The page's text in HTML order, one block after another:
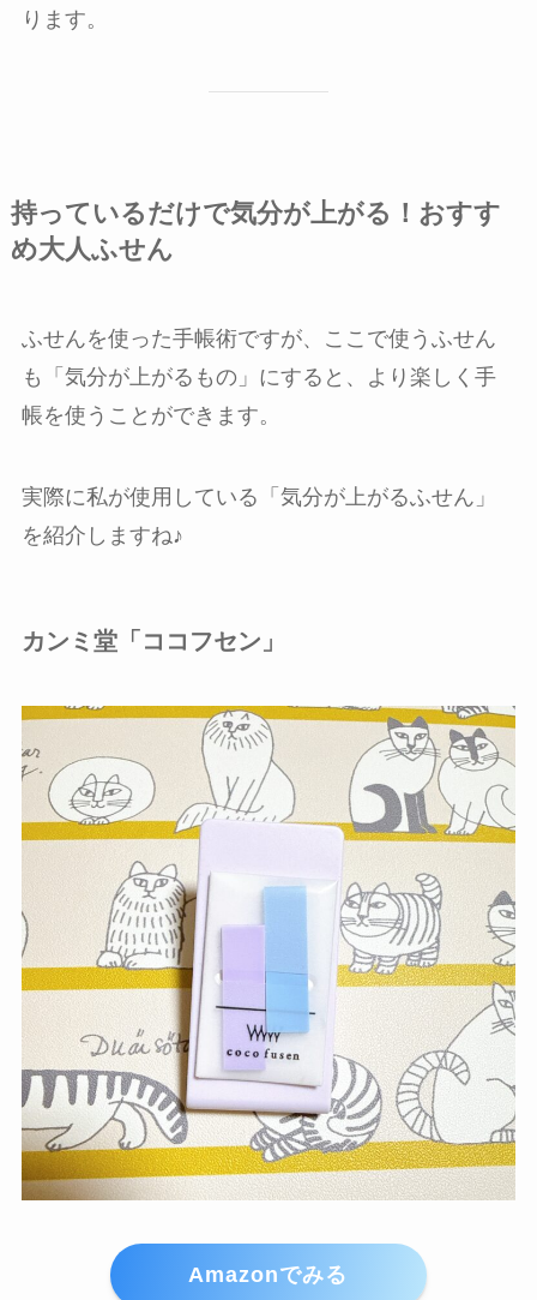
ります。
持っているだけで気分が上がる！おすす
め大人ふせん
ふせんを使った手帳術ですが、ここで使うふせん
も「気分が上がるもの」にすると、より楽しく手
帳を使うことができます。
実際に私が使用している「気分が上がるふせん」
を紹介しますね♪
カンミ堂「ココフセン」
Amazonでみる